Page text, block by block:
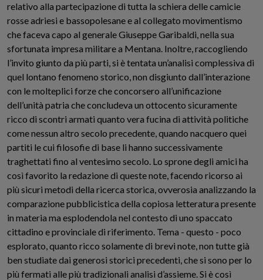
relativo alla partecipazione di tutta la schiera delle camicie
rosse adriesi e bassopolesane e al collegato movimentismo
che faceva capo al generale Giuseppe Garibaldi, nella sua
sfortunata impresa militare a Mentana. Inoltre, raccogliendo
l’invito giunto da più parti, si è tentata un’analisi complessiva di
quel lontano fenomeno storico, non disgiunto dall’interazione
con le molteplici forze che concorsero all’unificazione
dell’unità patria che concludeva un ottocento sicuramente
ricco di scontri armati quanto vera fucina di attività politiche
come nessun altro secolo precedente, quando nacquero quei
partiti le cui filosofie di base li hanno successivamente
traghettati fino al ventesimo secolo. Lo sprone degli amici ha
così favorito la redazione di queste note, facendo ricorso ai
più sicuri metodi della ricerca storica, ovverosia analizzando la
comparazione pubblicistica della copiosa letteratura presente
in materia ma esplodendola nel contesto di uno spaccato
cittadino e provinciale di riferimento. Tema - questo - poco
esplorato, quanto ricco solamente di brevi note, non tutte già
ben studiate dai generosi storici precedenti, che si sono per lo
più fermati alle più tradizionali analisi d’assieme. Si è così